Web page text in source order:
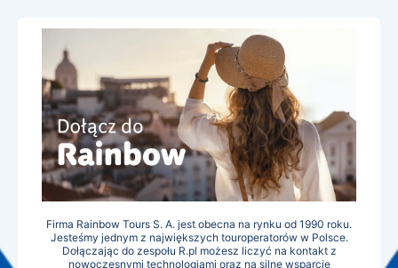
Firma Rainbow Tours S. A. jest obecna na rynku od 1990 roku.
Jesteśmy jednym z największych touroperatorów w Polsce.
Dołączając do zespołu R.pl możesz liczyć na kontakt z
nowoczesnymi technologiami oraz na silne wsparcie